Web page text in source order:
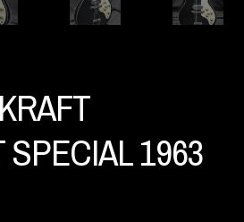
SPECIAL 1963